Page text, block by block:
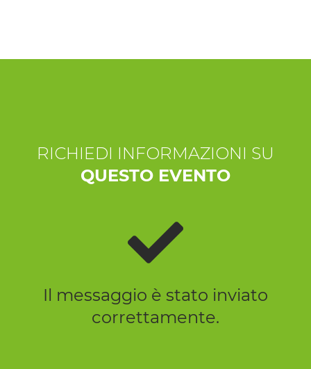
RICHIEDI INFORMAZIONI SU
QUESTO EVENTO
Il messaggio è stato inviato
correttamente.